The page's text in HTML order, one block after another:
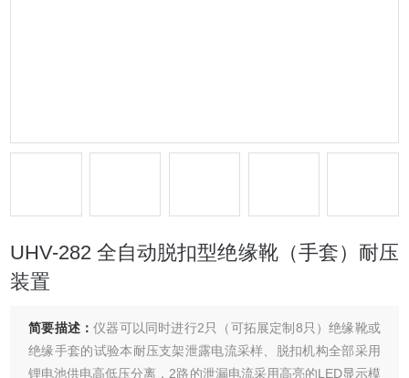
UHV-282 全自动脱扣型绝缘靴（手套）耐压
装置
简要描述：仪器可以同时进行2只（可拓展定制8只）绝缘靴或
绝缘手套的试验本耐压支架泄露电流采样、脱扣机构全部采用
锂电池供电高低压分离，2路的泄漏电流采用高亮的LED显示模